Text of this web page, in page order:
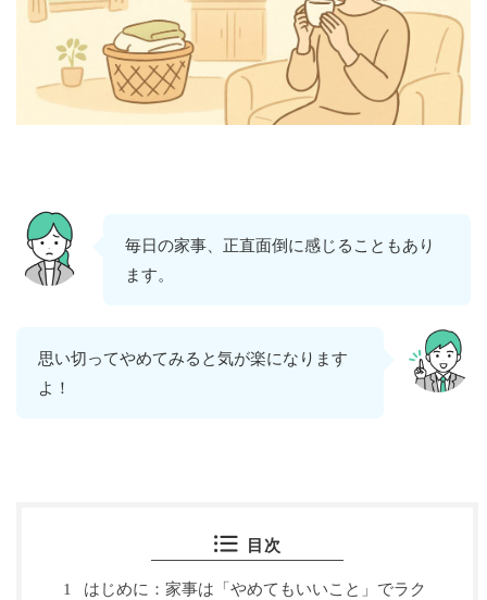
毎日の家事、正直面倒に感じることもあり
ます。
思い切ってやめてみると気が楽になります
よ！
目次
1
はじめに：家事は「やめてもいいこと」でラク